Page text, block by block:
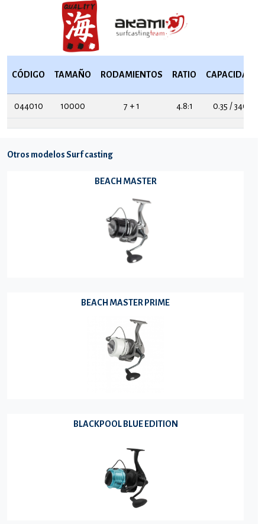
CÓDIGO TAMAÑO RODAMIENTOS RATIO CAPACIDAD
044010 10000 7 + 1 4.8:1 0.35 / 340
Otros modelos Surf casting
BEACH MASTER
BEACH MASTER PRIME
BLACKPOOL BLUE EDITION